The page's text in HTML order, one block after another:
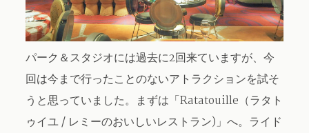
パーク＆スタジオには過去に2回来ていますが、今
回は今まで行ったことのないアトラクションを試そ
うと思っていました。まずは「Ratatouille（ラタト
ゥイユ / レミーのおいしいレストラン)」へ。ライド